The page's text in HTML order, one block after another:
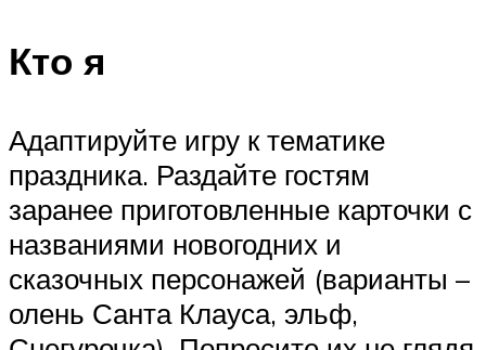
Кто я
Адаптируйте игру к тематике
праздника. Раздайте гостям
заранее приготовленные карточки с
названиями новогодних и
сказочных персонажей (варианты –
олень Санта Клауса, эльф,